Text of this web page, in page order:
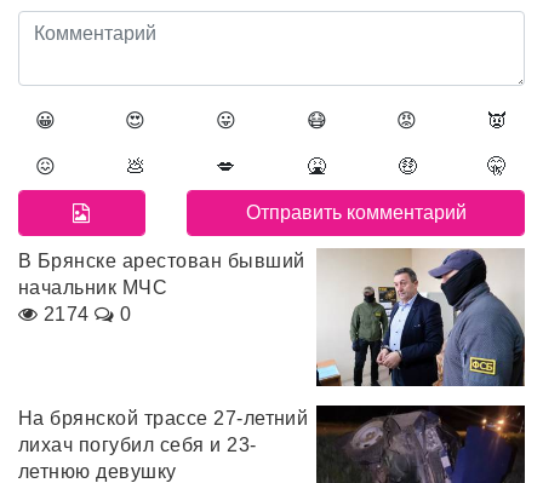
😀 😍 😛 😷 😡 👿
😖 💩 💋 🤮 🤑 🤫
В Брянске арестован бывший
начальник МЧС
2174
0
На брянской трассе 27-летний
лихач погубил себя и 23-
летнюю девушку